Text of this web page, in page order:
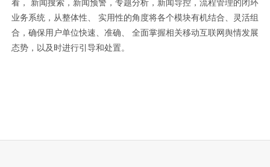
看， 新闻搜索，新闻预警，专题分析，新闻导控，流程管理的闭环
业务系统，从整体性、 实用性的角度将各个模块有机结合、灵活组
合，确保用户单位快速、准确、 全面掌握相关移动互联网舆情发展
态势，以及时进行引导和处置。